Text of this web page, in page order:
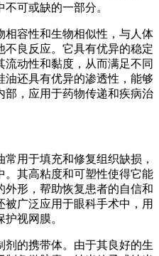
可或缺的一部分。
相容性和生物相似性，与人体
良反应。它具有优异的稳定
动性和黏度，从而满足不同
油还具有优异的渗透性，能够
部，应用于药物传递和疾病治
用于填充和修复组织缺损，
。其高粘度和可塑性使得它能
形，帮助恢复患者的自信和
广泛应用于眼科手术中，用
视网膜。
剂的携带体。由于其良好的生